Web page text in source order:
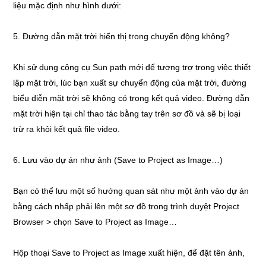
liệu mặc định như hình dưới:
5. Đường dẫn mặt trời hiển thị trong chuyển động không?
Khi sử dụng công cụ Sun path mới để tương trợ trong việc thiết
lập mặt trời, lúc bạn xuất sự chuyển động của mặt trời, đường
biểu diễn mặt trời sẽ không có trong kết quả video. Đường dẫn
mặt trời hiện tại chỉ thao tác bằng tay trên sơ đồ và sẽ bị loại
trừ ra khỏi kết quả file video.
6. Lưu vào dự án như ảnh (Save to Project as Image…)
Bạn có thể lưu một số hướng quan sát như một ảnh vào dự án
bằng cách nhấp phải lên một sơ đồ trong trình duyệt Project
Browser > chọn Save to Project as Image…
Hộp thoại Save to Project as Image xuất hiện, để đặt tên ảnh,